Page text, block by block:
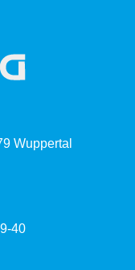
Wuppertal
40